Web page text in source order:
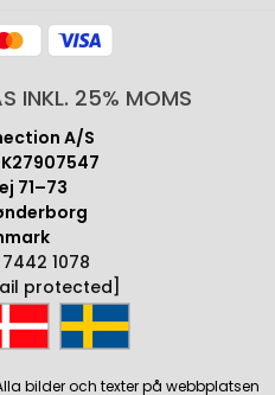
INKL. 25% MOMS
A/S
71–73
1078
protected]
bilder och texter på webbplatsen